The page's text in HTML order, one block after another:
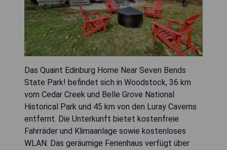
Das Quaint Edinburg Home Near Seven Bends
State Park! befindet sich in Woodstock, 36 km
vom Cedar Creek und Belle Grove National
Historical Park und 45 km von den Luray Caverns
entfernt. Die Unterkunft bietet kostenfreie
Fahrräder und Klimaanlage sowie kostenloses
WLAN. Das geräumige Ferienhaus verfügt über